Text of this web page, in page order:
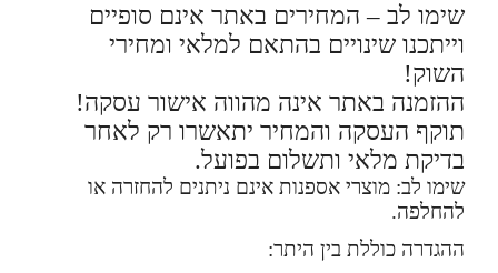
שימו לב – המחירים באתר אינם סופיים
וייתכנו שינויים בהתאם למלאי ומחירי
השוק!
ההזמנה באתר אינה מהווה אישור עסקה!
תוקף העסקה והמחיר יתאשרו רק לאחר
בדיקת מלאי ותשלום בפועל.
שימו לב: מוצרי אספנות אינם ניתנים להחזרה או
להחלפה.
ההגדרה כוללת בין היתר: